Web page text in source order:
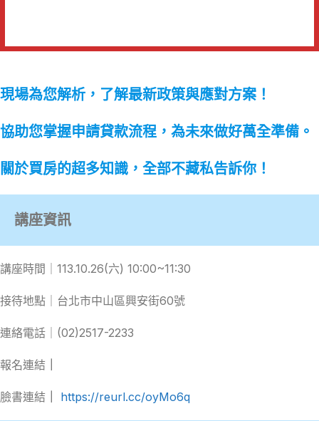
現場為您解析，了解最新政策與應對方案！
協助您掌握申請貸款流程，為未來做好萬全準備。
關於買房的超多知識，全部不藏私告訴你！
講座資訊
講座時間｜113.10.26(六) 10:00~11:30
接待地點｜台北市中山區興安街60號
連絡電話｜(02)2517-2233
報名連結
臉書連結 https://reurl.cc/oyMo6q